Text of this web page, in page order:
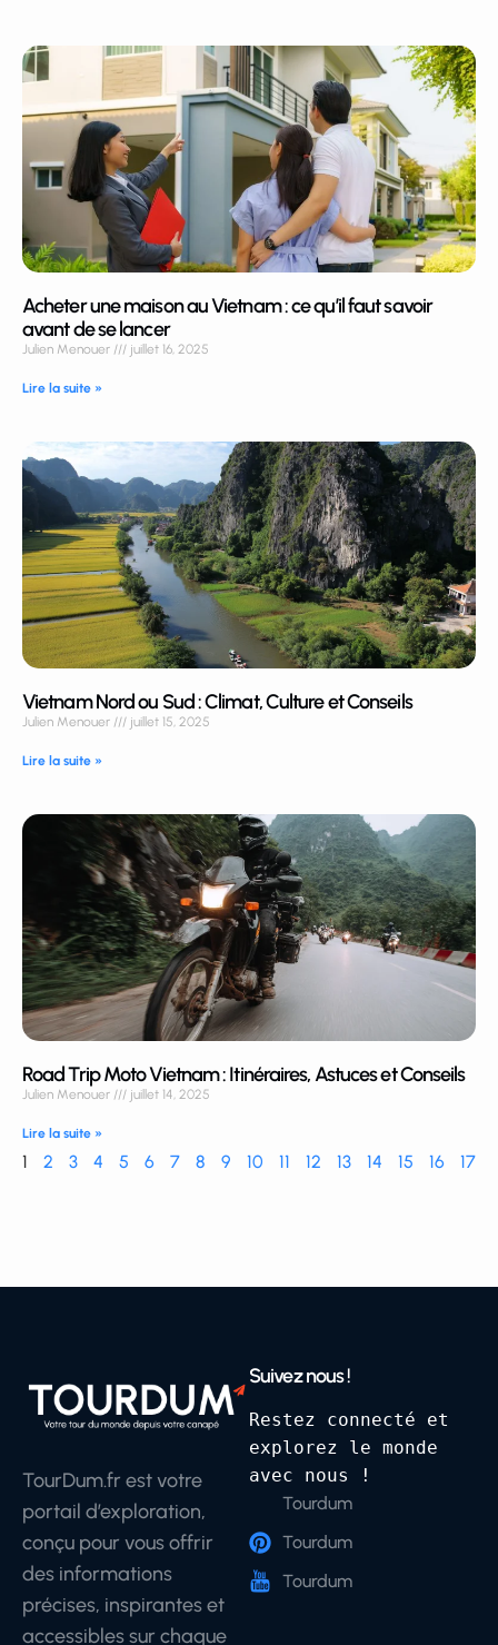
Acheter une maison au Vietnam : ce qu’il faut savoir
avant de se lancer
Julien Menouer juillet 16, 2025
Lire la suite »
Vietnam Nord ou Sud : Climat, Culture et Conseils
Julien Menouer juillet 15, 2025
Lire la suite »
Road Trip Moto Vietnam : Itinéraires, Astuces et Conseils
Julien Menouer juillet 14, 2025
Lire la suite »
1 2 3 4 5 6 7 8 9 10 11 12 13 14 15 16 17
TourDum.fr est votre
portail d’exploration,
conçu pour vous offrir
des informations
précises, inspirantes et
accessibles sur chaque
Suivez nous !
Restez connecté et
explorez le monde
avec nous !
Tourdum
Tourdum
Tourdum